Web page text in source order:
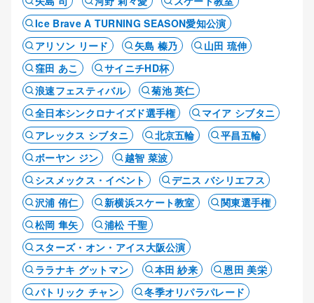
Ice Brave A TURNING SEASON愛知公演
アリソン リード
矢島 榛乃
山田 琉伸
窪田 あこ
サイニチHD杯
浪速フェスティバル
菊池 英仁
全日本シンクロナイズド選手権
マイア シブタニ
アレックス シブタニ
北京五輪
平昌五輪
ボーヤン ジン
越智 菜波
シスメックス・イベント
デニス バシリエフス
沢浦 侑仁
新横浜スケート教室
関東選手権
松岡 隼矢
浦松 千聖
スターズ・オン・アイス大阪公演
ララナキ グットマン
本田 紗来
恩田 美栄
パトリック チャン
冬季オリパラパレード